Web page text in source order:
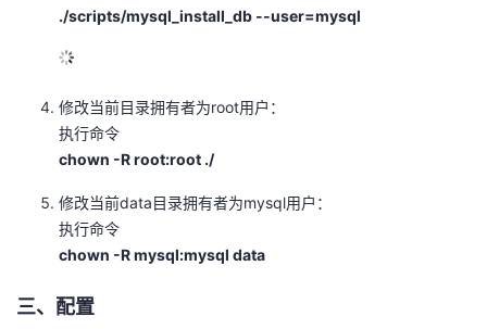
./scripts/mysql_install_db --user=mysql
修改当前目录拥有者为root用户：
执行命令
chown -R root:root ./
修改当前data目录拥有者为mysql用户：
执行命令
chown -R mysql:mysql data
三、配置